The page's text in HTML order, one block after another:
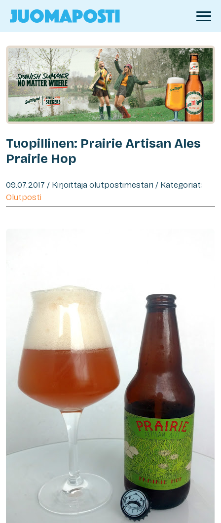
Tuopillinen: Prairie Artisan Ales
Prairie Hop
09.07.2017 / Kirjoittaja olutpostimestari / Kategoriat:
Olutposti